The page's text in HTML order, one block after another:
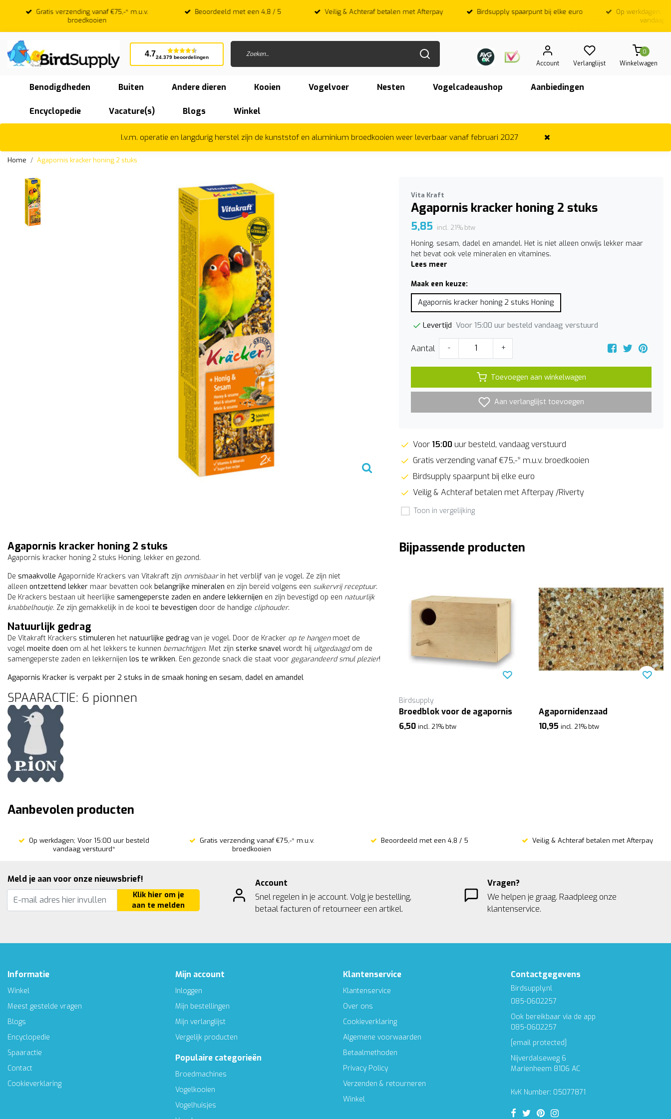
Gratis verzending vanaf €75,-* m.u.v.
broedkooien
Beoordeeld met een 4,8 / 5 Veilig & Achteraf betalen met Afterpay Birdsupply spaarpunt bij elke euro
Op werkdagen;
vandaag
4.724.379 beoordelingen
Account Verlanglijst
0
Winkelwagen
Benodigdheden Buiten Andere dieren Kooien Vogelvoer Nesten Vogelcadeaushop Aanbiedingen
Encyclopedie Vacature(s) Blogs Winkel
I.v.m. operatie en langdurig herstel zijn de kunststof en aluminium broedkooien weer leverbaar vanaf februari 2027
Home Agapornis kracker honing 2 stuks
Vita Kraft
Agapornis kracker honing 2 stuks
5,85 incl. 21% btw
Honing, sesam, dadel en amandel. Het is niet alleen onwijs lekker maar
het bevat ook vele mineralen en vitamines.
Lees meer
Maak een keuze:
Agapornis kracker honing 2 stuks Honing
Levertijd Voor 15:00 uur besteld vandaag verstuurd
Aantal - +
Toevoegen aan winkelwagen
Aan verlanglijst toevoegen
Voor 15:00 uur besteld, vandaag verstuurd
Gratis verzending vanaf €75,-* m.u.v. broedkooien
Birdsupply spaarpunt bij elke euro
Veilig & Achteraf betalen met Afterpay /Riverty
Toon in vergelijking
Agapornis kracker honing 2 stuks
Agapornis kracker honing 2 stuks Honing, lekker en gezond.
De smaakvolle Agapornide Krackers van Vitakraft zijn onmisbaarin het verblijf van je vogel. Ze zijn niet
alleen ontzettend lekker maar bevatten ook belangrijke mineralen en zijn bereid volgens een suikervrij receptuur.
De Krackers bestaan uit heerlijke samengeperste zaden en andere lekkernijen en zijn bevestigd op een natuurlijk
knabbelhoutje. Ze zijn gemakkelijk in de kooi te bevestigen door de handige cliphouder.
Natuurlijk gedrag
De Vitakraft Krackers stimuleren het natuurlijke gedrag van je vogel. Door de Kracker op te hangenmoet de
vogel moeite doen om al het lekkers te kunnen bemachtigen. Met zijn sterke snavel wordt hij uitgedaagdom de
samengeperste zaden en lekkernijen los te wrikken. Een gezonde snack die staat voor gegarandeerd smul plezier!
Agapornis Kracker is verpakt per 2 stuks in de smaak honing en sesam, dadel en amandel
SPAARACTIE: 6 pionnen
Bijpassende producten
Birdsupply
Broedblok voor de agapornis
6,50 incl. 21% btw
Agapornidenzaad
10,95 incl. 21% btw
Aanbevolen producten
Op werkdagen; Voor 15:00 uur besteld
vandaag verstuurd*
Gratis verzending vanaf €75,-* m.u.v.
broedkooien
Beoordeeld met een 4,8 / 5 Veilig & Achteraf betalen met Afterpay
Meld je aan voor onze nieuwsbrief!
Klik hier om je
aan te melden
Account
Snel regelen in je account. Volg je bestelling,
betaal facturen of retourneer een artikel.
Vragen?
We helpen je graag. Raadpleeg onze
klantenservice.
Informatie
Winkel
Meest gestelde vragen
Blogs
Encyclopedie
Spaaractie
Contact
Cookieverklaring
Mijn account
Inloggen
Mijn bestellingen
Mijn verlanglijst
Vergelijk producten
Populaire categorieën
Broedmachines
Vogelkooien
Vogelhuisjes
Klantenservice
Klantenservice
Over ons
Cookieverklaring
Algemene voorwaarden
Betaalmethoden
Privacy Policy
Verzenden & retourneren
Winkel
Contactgegevens
Birdsupply.nl
085-0602257
Ook bereikbaar via de app
085-0602257
[email protected]
Nijverdalseweg 6
Marienheem 8106 AC
KvK Number: 05077871